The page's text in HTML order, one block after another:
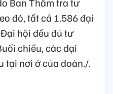
đó, tất cả 1.586 đại
hội đều đủ tư
chiều, các đại
tại nơi ở của đoàn./.